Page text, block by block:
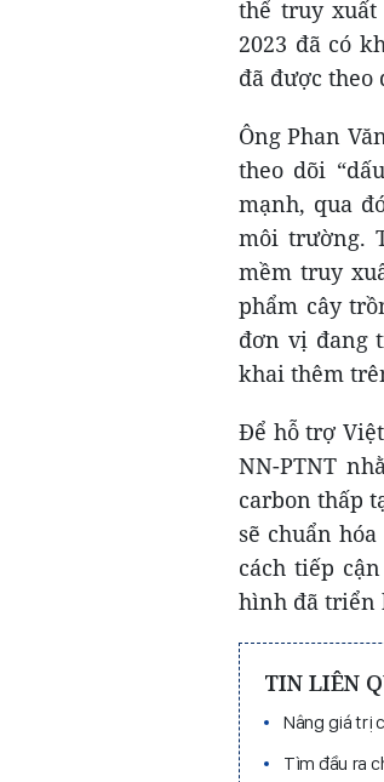
thể truy
2023 đã có
đã được theo
Ông Phan
theo dõi
mạnh, qua
môi trường.
mềm truy
phẩm cây
đơn vị đang
khai thêm
Để hỗ trợ
NN-PTNT
carbon thấp
sẽ chuẩn
cách tiếp
hình đã triển
TIN LIÊN
Nâng giá trị
Tìm đầu ra